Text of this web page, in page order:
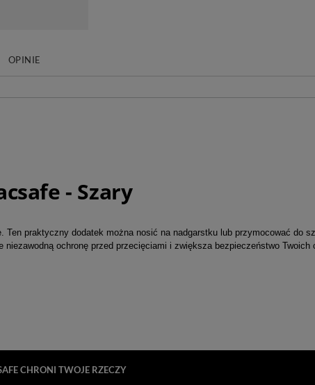
OPINIE
- Szary
praktyczny dodatek można nosić na nadgarstku lub przymocować do
ochronę przed przecięciami i zwiększa bezpieczeństwo Twoich
CHRONI TWOJE RZECZY